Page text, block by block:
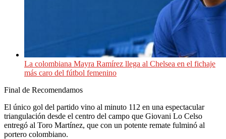
La colombiana Mayra Ramírez llega al Chelsea en el fichaje
más caro del fútbol femenino
Final de Recomendamos
El único gol del partido vino al minuto 112 en una espectacular
triangulación desde el centro del campo que Giovani Lo Celso
entregó al Toro Martínez, que con un potente remate fulminó al
portero colombiano.